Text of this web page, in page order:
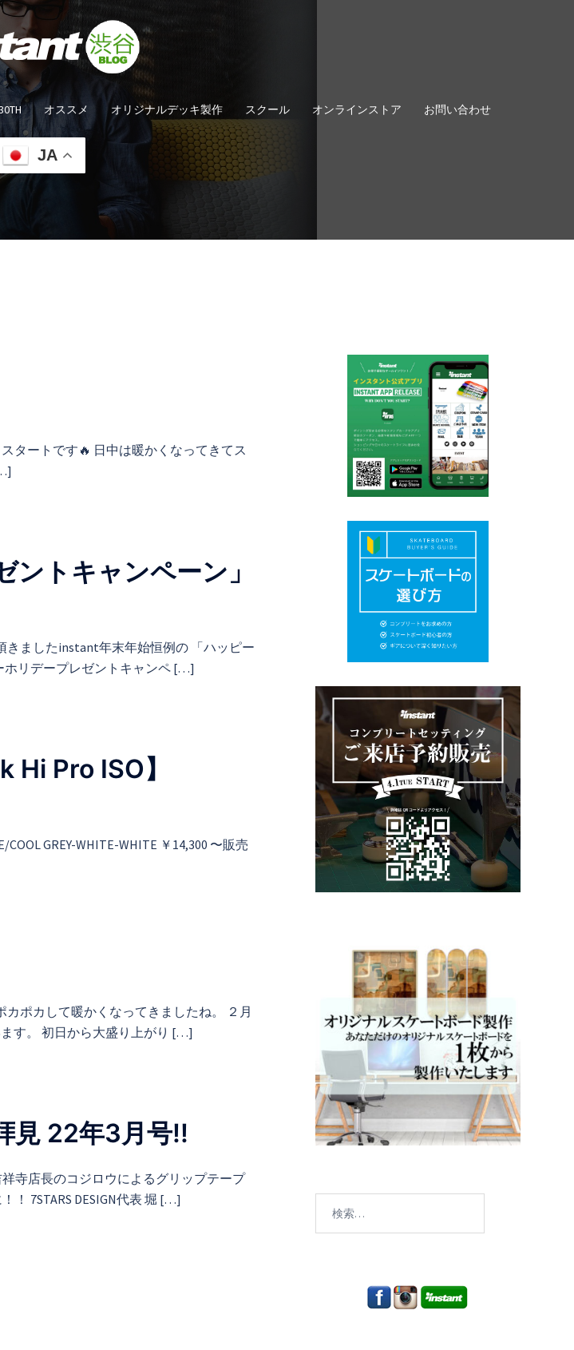
オススメ オリジナルデッキ製作 スクール オンラインストア お問い合わせ
JA
タートです🔥 日中は暖かくなってきてス
トキャンペーン」
ましたinstant年末年始恒例の 「ハッピー
ホリデープレゼントキャンペ […]
Hi Pro ISO】
GREY-WHITE-WHITE ￥14,300 〜販売
ポカして暖かくなってきましたね。 ２月
ます。 初日から大盛り上がり […]
見 22年3月号!!
寺店長のコジロウによるグリップテープ
7STARS DESIGN代表 堀 […]